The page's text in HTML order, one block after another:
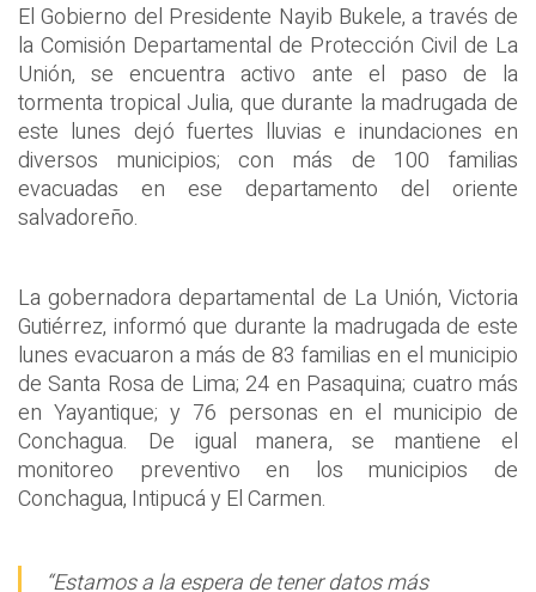
El Gobierno del Presidente Nayib Bukele, a través de
la Comisión Departamental de Protección Civil de La
Unión, se encuentra activo ante el paso de la
tormenta tropical Julia, que durante la madrugada de
este lunes dejó fuertes lluvias e inundaciones en
diversos municipios; con más de 100 familias
evacuadas en ese departamento del oriente
salvadoreño.
La gobernadora departamental de La Unión, Victoria
Gutiérrez, informó que durante la madrugada de este
lunes evacuaron a más de 83 familias en el municipio
de Santa Rosa de Lima; 24 en Pasaquina; cuatro más
en Yayantique; y 76 personas en el municipio de
Conchagua. De igual manera, se mantiene el
monitoreo preventivo en los municipios de
Conchagua, Intipucá y El Carmen.
“Estamos a la espera de tener datos más